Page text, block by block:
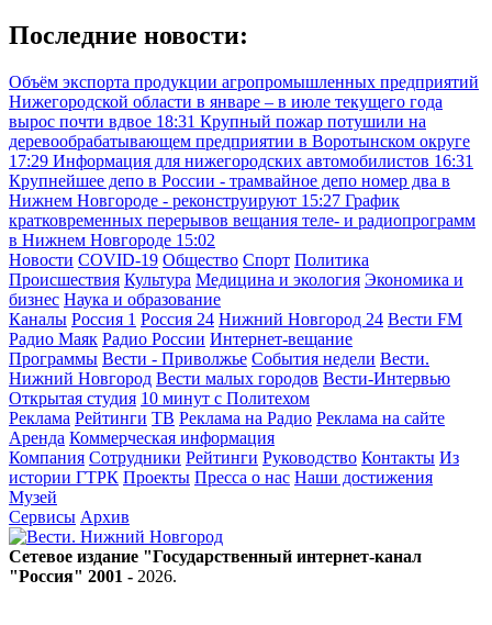
Последние новости:
Объём экспорта продукции агропромышленных предприятий
Нижегородской области в январе – в июле текущего года
вырос почти вдвое 18:31 Крупный пожар потушили на
деревообрабатывающем предприятии в Воротынском округе
17:29 Информация для нижегородских автомобилистов 16:31
Крупнейшее депо в России - трамвайное депо номер два в
Нижнем Новгороде - реконструируют 15:27 График
кратковременных перерывов вещания теле- и радиопрограмм
в Нижнем Новгороде 15:02
Новости COVID-19 Общество Спорт Политика
Происшествия Культура Медицина и экология Экономика и
бизнес Наука и образование
Каналы Россия 1 Россия 24 Нижний Новгород 24 Вести FM
Радио Маяк Радио России Интернет-вещание
Программы Вести - Приволжье События недели Вести.
Нижний Новгород Вести малых городов Вести-Интервью
Открытая студия 10 минут с Политехом
Реклама Рейтинги ТВ Реклама на Радио Реклама на сайте
Аренда Коммерческая информация
Компания Сотрудники Рейтинги Руководство Контакты Из
истории ГТРК Проекты Пресса о нас Наши достижения
Музей
Сервисы Архив
Сетевое издание "Государственный интернет-канал
"Россия" 2001 - 2026.